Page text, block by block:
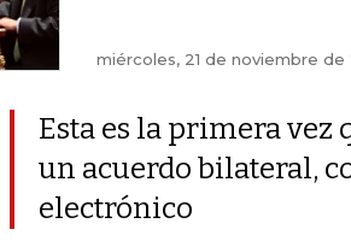
miércoles, 21 de noviembre de
Esta es la primera vez
un acuerdo bilateral,
electrónico